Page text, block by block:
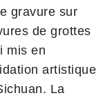
gravure sur
de grottes
mis en
artistique
La